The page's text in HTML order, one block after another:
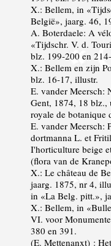
X.: Bellem, in
België», jaarg. 46,
A. Boterdaele: A
«Tijdschr. V. d.
blz. 199-200 en
X.: Bellem en zijn
blz. 16-17, illustr.
E. vander Meersch:
Gent, 1874, 18 blz.,
royale de botanique
E. vander Meersch:
dortmanna L. et
I'horticulture beige
(flora van de
X.: Le château de
jaarg. 1875, nr 4,
in «La Belg. pitt.»,
X.: Bellem, in
VI. voor
380 en 391.
(E. Mettenanxt) :